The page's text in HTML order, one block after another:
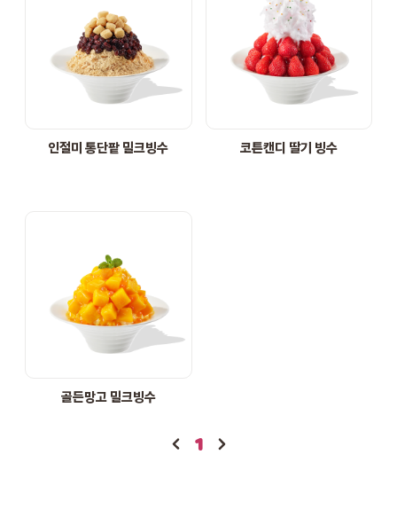
인절미 통단팥 밀크빙수 코튼캔디 딸기 빙수
골든망고 밀크빙수
1